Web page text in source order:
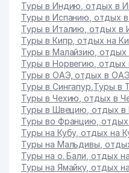
Туры в Индию, отдых в
Туры в Испанию, отдых в
Туры в Италию, отдых в
Туры в Кипр, отдых на
Туры в Малайзию, отдых
Туры в Норвегию, отдых
Туры в ОАЭ, отдых в ОАЭ
Туры в Сингапур Туры в
Туры в Чехию, отдых в
Туры в Швецию, отдых в
Туры во Францию,
Туры на Кубу, отдых на
Туры на Мальдивы,
Туры на о. Бали, отдых
Туры на Ямайку, отдых